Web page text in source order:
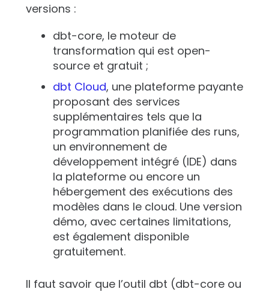
versions :
dbt-core, le moteur de
transformation qui est open-
source et gratuit ;
dbt Cloud, une plateforme payante
proposant des services
supplémentaires tels que la
programmation planifiée des runs,
un environnement de
développement intégré (IDE) dans
la plateforme ou encore un
hébergement des exécutions des
modèles dans le cloud. Une version
démo, avec certaines limitations,
est également disponible
gratuitement.
Il faut savoir que l’outil dbt (dbt-core ou